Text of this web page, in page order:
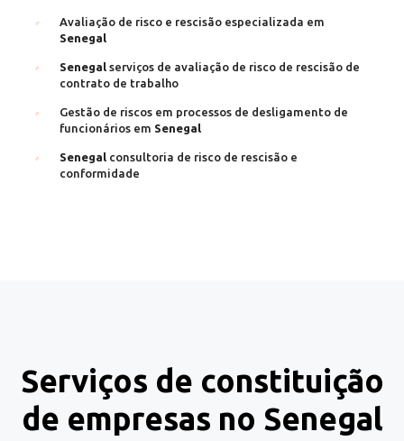
Avaliação de risco e rescisão especializada em
Senegal
Senegal serviços de avaliação de risco de rescisão de
contrato de trabalho
Gestão de riscos em processos de desligamento de
funcionários em Senegal
Senegal consultoria de risco de rescisão e
conformidade
Serviços de constituição
de empresas no Senegal